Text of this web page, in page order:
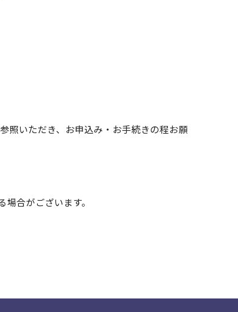
照いただき、お申込み・お手続きの程お願
合がございます。